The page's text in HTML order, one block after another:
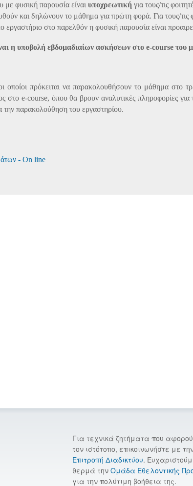
φυσική παρουσία είναι υποχρεωτική για τους/τις
και δηλώνουν το μάθημα για πρώτη φορά. Για τους/τις
εργαστήριο στο παρελθόν η φυσική παρουσία είναι
η υποβολή εβδομαδιαίων ασκήσεων στο e-course του
οι οποίοι πρόκειται να παρακολουθήσουν το μάθημα στο
στο e-course, όπου θα βρουν αναλυτικές πληροφορίες
την παρακολούθηση του εργαστηρίου.
- On line
Για τεχνικά ζητήματα που
τον ιστότοπο, επικοινωνήστε με
Επιτροπή Διαδικτύου.
θερμά την Ομάδα Εθελοντικής
για την πολύτιμη βοήθεια της.